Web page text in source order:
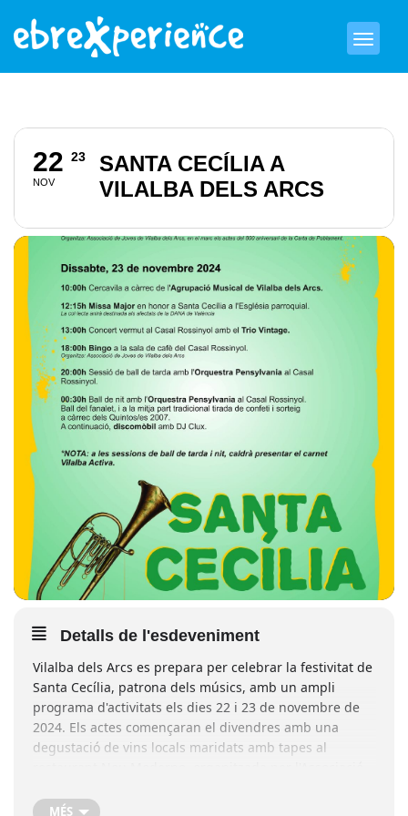
22
NOV
23
SANTA CECÍLIA A
VILALBA DELS ARCS
Detalls de l'esdeveniment
Vilalba dels Arcs es prepara per celebrar la festivitat de
Santa Cecília, patrona dels músics, amb un ampli
programa d'activitats els dies 22 i 23 de novembre de
2024. Els actes començaran el divendres amb una
degustació de vins locals maridats amb tapes al
Carta de Poblament. El dissabte s’iniciarà amb una
MÉS